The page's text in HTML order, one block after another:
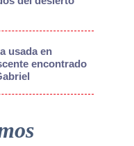
usada en
encontrado